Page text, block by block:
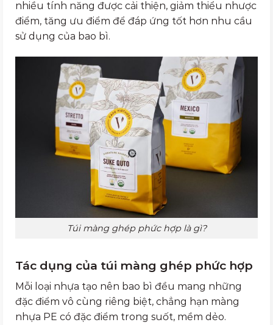
nhiều tính năng được cải thiện, giảm thiểu nhược
điểm, tăng ưu điểm để đáp ứng tốt hơn nhu cầu
sử dụng của bao bì.
Túi màng ghép phức hợp là gì?
Tác dụng của túi màng ghép phức hợp
Mỗi loại nhựa tạo nên bao bì đều mang những
đặc điểm vô cùng riêng biệt, chẳng hạn màng
nhựa PE có đặc điểm trong suốt, mềm dẻo.